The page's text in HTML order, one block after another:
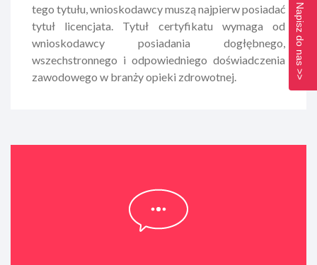
tego tytułu, wnioskodawcy muszą najpierw posiadać
tytuł licencjata. Tytuł certyfikatu wymaga od
wnioskodawcy posiadania dogłębnego,
wszechstronnego i odpowiedniego doświadczenia
zawodowego w branży opieki zdrowotnej.
Napisz do nas >>